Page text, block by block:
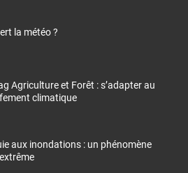
la météo ?
Agriculture et Forêt : s’adapter au
climatique
aux inondations : un phénomène